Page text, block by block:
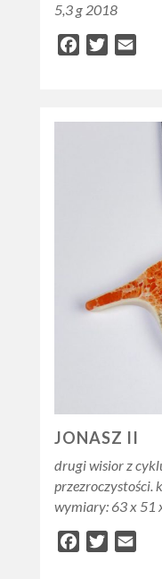
5,3 g 2018
Facebook
Twitter
JONASZ II
drugi wisior z
przezroczystości.
wymiary: 63 x 51
Facebook
Twitter